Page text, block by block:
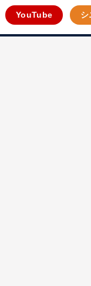
YouTube シ